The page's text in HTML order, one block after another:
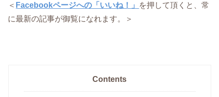
＜ Facebookページへの「いいね！」 を押して頂くと、常
に最新の記事が御覧になれます。＞
Contents